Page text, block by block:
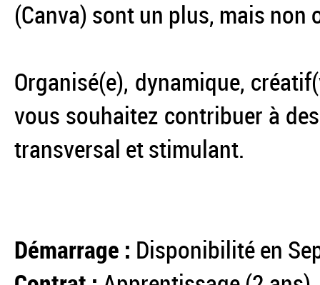
(Canva) sont un plus, mais non
Organisé(e), dynamique,
vous souhaitez contribuer à
transversal et stimulant.
Démarrage : Disponibilité en